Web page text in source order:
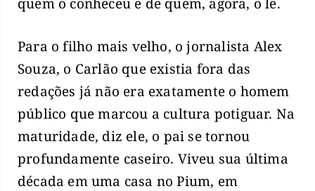
quem o conheceu e de quem, agora, o lê.
Para o filho mais velho, o jornalista Alex
Souza, o Carlão que existia fora das
redações já não era exatamente o homem
público que marcou a cultura potiguar. Na
maturidade, diz ele, o pai se tornou
profundamente caseiro. Viveu sua última
década em uma casa no Pium, em